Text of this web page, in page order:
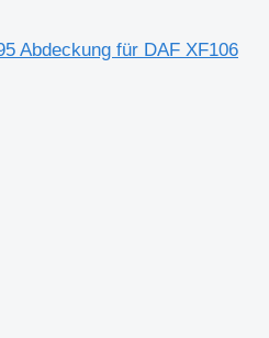
Abdeckung für DAF XF106